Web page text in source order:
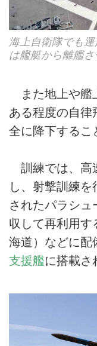
海上自衛隊でも
は艦艇から離艦
また地上や艦
ある程度の自律
全に降下するこ
訓練では、高
し、射撃訓練
されたパラシュ
収して再利用す
海道）などに配
支援艦に搭載さ